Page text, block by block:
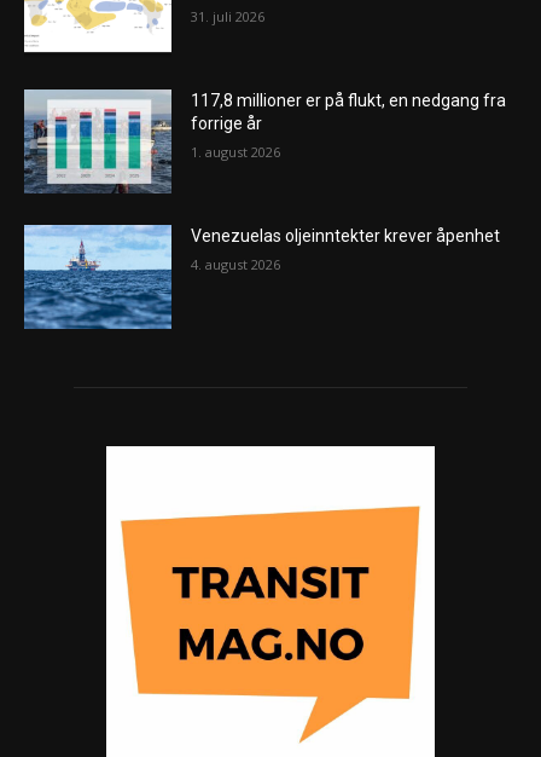
31. juli 2026
117,8 millioner er på flukt, en nedgang fra
forrige år
1. august 2026
Venezuelas oljeinntekter krever åpenhet
4. august 2026